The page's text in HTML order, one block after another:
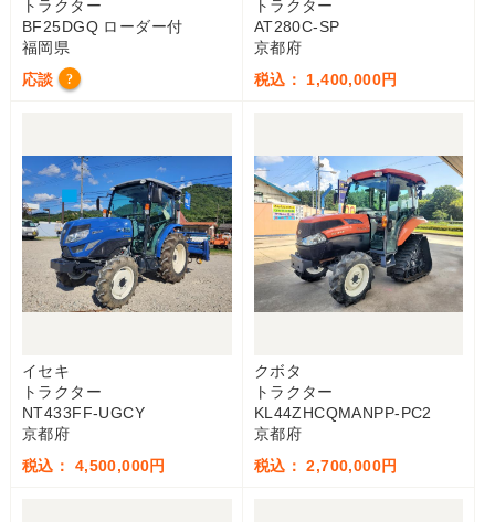
トラクター
BF25DGQ ローダー付
福岡県
応談
?
トラクター
AT280C-SP
京都府
税込： 1,400,000円
イセキ
トラクター
NT433FF-UGCY
京都府
税込： 4,500,000円
クボタ
トラクター
KL44ZHCQMANPP-PC2
京都府
税込： 2,700,000円